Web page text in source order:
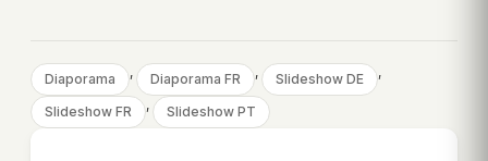
Diaporama , Diaporama FR , Slideshow DE ,
Slideshow FR , Slideshow PT